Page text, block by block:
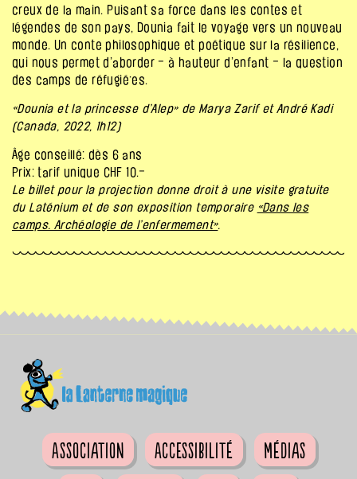
creux de la main. Puisant sa force dans les contes et
légendes de son pays, Dounia fait le voyage vers un nouveau
monde. Un conte philosophique et poétique sur la résilience,
qui nous permet d’aborder – à hauteur d’enfant – la question
des camps de réfugié·es.
«Dounia et la princesse d’Alep» de Marya Zarif et André Kadi
(Canada, 2022, 1h12)
Âge conseillé: dès 6 ans
Prix: tarif unique CHF 10.–
Le billet pour la projection donne droit à une visite gratuite
du Laténium et de son exposition temporaire «Dans les
camps. Archéologie de l’enfermement».
Association Accessibilité
Médias